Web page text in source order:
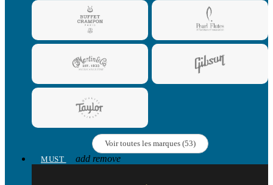
Voir toutes les marques (53)
MUST
add remove